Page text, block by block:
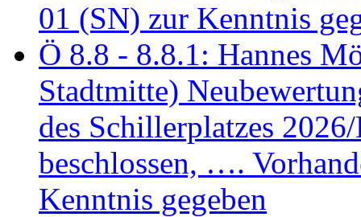
01 (SN) zur Kenntnis
Ö 8.8 - 8.8.1: Hannes
Stadtmitte)
des Schillerplatzes
beschlossen, ….
Kenntnis gegeben